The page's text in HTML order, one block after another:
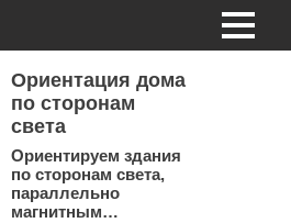
Ориентация дома
по сторонам
света
Ориентируем здания
по сторонам света,
параллельно
магнитным…